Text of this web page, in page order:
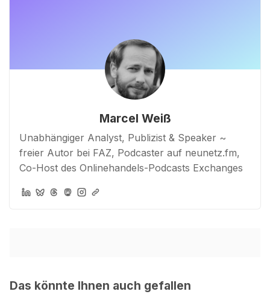
Marcel Weiß
Unabhängiger Analyst, Publizist & Speaker ~
freier Autor bei FAZ, Podcaster auf neunetz.fm,
Co-Host des Onlinehandels-Podcasts Exchanges
Das könnte Ihnen auch gefallen